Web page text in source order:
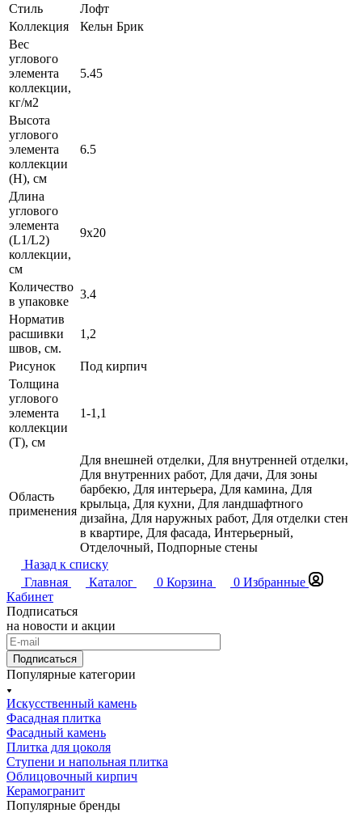
Стиль
Лофт
Коллекция
Кельн Брик
Вес
углового
элемента
коллекции,
кг/м2
5.45
Высота
углового
элемента
коллекции
(H), см
6.5
Длина
углового
элемента
(L1/L2)
коллекции,
см
9х20
Количество
в упаковке
3.4
Норматив
расшивки
швов, см.
1,2
Рисунок
Под кирпич
Толщина
углового
элемента
коллекции
(T), см
1-1,1
Область
применения
Для внешней отделки, Для внутренней отделки,
Для внутренних работ, Для дачи, Для зоны
барбекю, Для интерьера, Для камина, Для
крыльца, Для кухни, Для ландшафтного
дизайна, Для наружных работ, Для отделки стен
в квартире, Для фасада, Интерьерный,
Отделочный, Подпорные стены
Назад к списку
Главная
Каталог 0 Корзина 0 Избранные
Кабинет
Подписаться
на новости и акции
Подписаться
Популярные категории
Искусственный камень
Фасадная плитка
Фасадный камень
Плитка для цоколя
Ступени и напольная плитка
Облицовочный кирпич
Керамогранит
Популярные бренды